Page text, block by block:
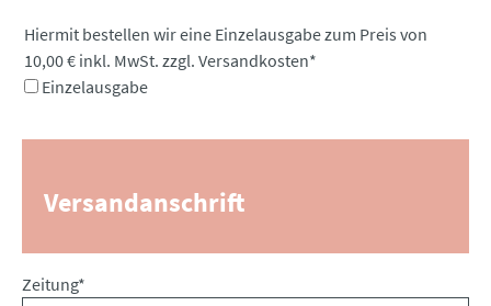
Pflichtfeld
Hiermit bestellen wir eine Einzelausgabe zum Preis von
10,00 € inkl. MwSt. zzgl. Versandkosten*
Einzelausgabe
Versandanschrift
Pflichtfeld
Zeitung*